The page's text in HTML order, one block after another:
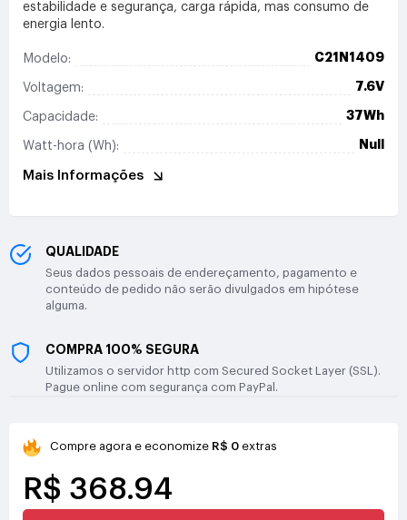
estabilidade e segurança, carga rápida, mas consumo de
energia lento.
Modelo: C21N1409
Voltagem: 7.6V
Capacidade: 37Wh
Watt-hora (Wh): Null
Mais Informações
QUALIDADE
Seus dados pessoais de endereçamento, pagamento e
conteúdo de pedido não serão divulgados em hipótese
alguma.
COMPRA 100% SEGURA
Utilizamos o servidor http com Secured Socket Layer (SSL).
Pague online com segurança com PayPal.
Compre agora e economize R$ 0 extras
R$ 368.94